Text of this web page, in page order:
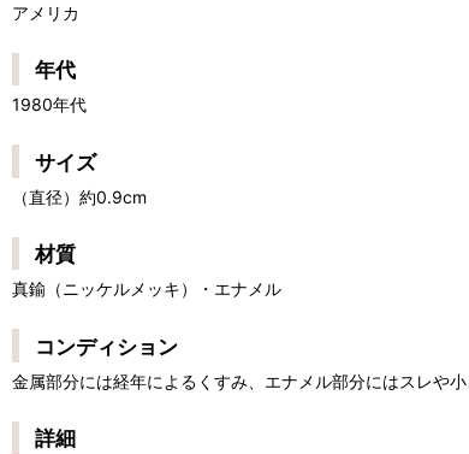
アメリカ
年代
1980年代
サイズ
（直径）約0.9cm
材質
真鍮（ニッケルメッキ）・エナメル
コンディション
金属部分には経年によるくすみ、エナメル部分にはスレや
詳細